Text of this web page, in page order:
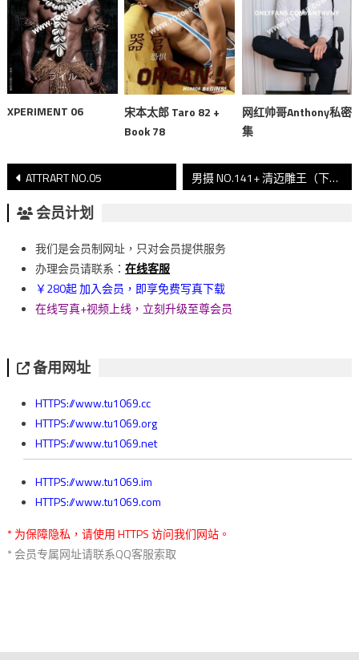
XPERIMENT 06
宋本太郎 Taro 82 +
Book 78
网红帅哥Anthony私密
集
文
章
導
覽
ATTRART NO.05 男摄 NO.141+ 清迈雕王（下）
会员计划
我们是会员制网址，只对会员提供服务
办理会员请联系： 在线客服
￥280起 加入会员，即享免费写真下载
在线写真+视频上线，立刻升级至尊会员
备用网址
HTTPS://www.tu1069.cc
HTTPS://www.tu1069.org
HTTPS://www.tu1069.net
HTTPS://www.tu1069.im
HTTPS://www.tu1069.com
* 为保障隐私，请使用 HTTPS 访问我们网站。
* 会员专属网址请联系QQ客服索取